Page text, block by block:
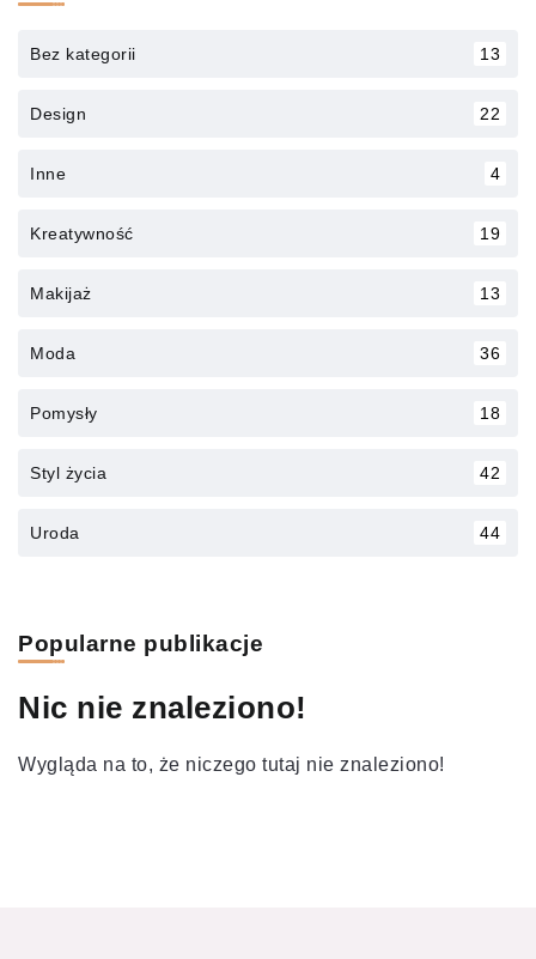
Bez kategorii 13
Design 22
Inne 4
Kreatywność 19
Makijaż 13
Moda 36
Pomysły 18
Styl życia 42
Uroda 44
Popularne publikacje
Nic nie znaleziono!
Wygląda na to, że niczego tutaj nie znaleziono!